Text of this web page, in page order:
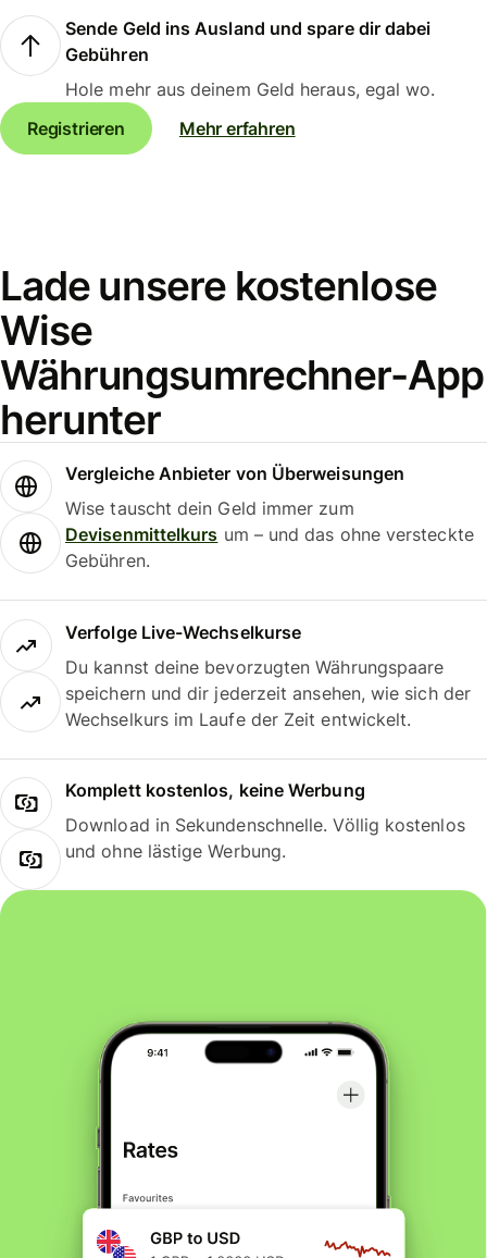
Sende Geld ins Ausland und spare dir dabei
Gebühren
Hole mehr aus deinem Geld heraus, egal wo.
Registrieren
Mehr erfahren
Lade unsere kostenlose
Wise
Währungsumrechner-App
herunter
Vergleiche Anbieter von Überweisungen
Wise tauscht dein Geld immer zum
Devisenmittelkurs um – und das ohne versteckte
Gebühren.
Verfolge Live-Wechselkurse
Du kannst deine bevorzugten Währungspaare
speichern und dir jederzeit ansehen, wie sich der
Wechselkurs im Laufe der Zeit entwickelt.
Komplett kostenlos, keine Werbung
Download in Sekundenschnelle. Völlig kostenlos
und ohne lästige Werbung.